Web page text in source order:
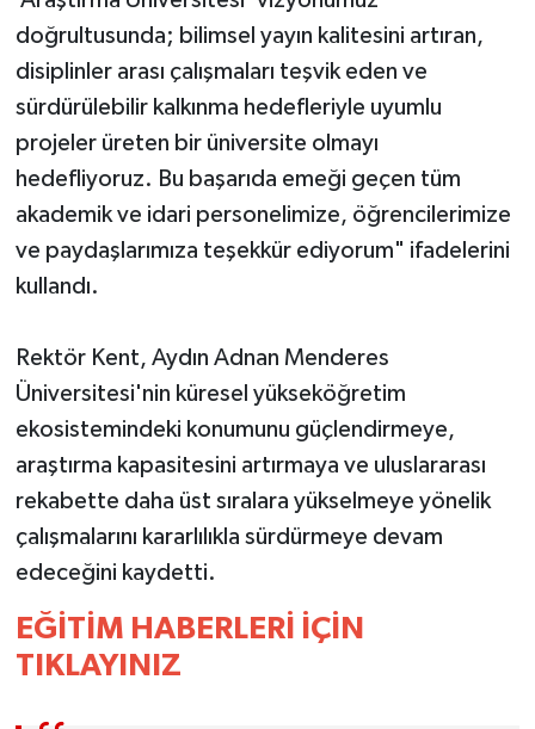
doğrultusunda; bilimsel yayın kalitesini artıran,
disiplinler arası çalışmaları teşvik eden ve
sürdürülebilir kalkınma hedefleriyle uyumlu
projeler üreten bir üniversite olmayı
hedefliyoruz. Bu başarıda emeği geçen tüm
akademik ve idari personelimize, öğrencilerimize
ve paydaşlarımıza teşekkür ediyorum" ifadelerini
kullandı.
Rektör Kent, Aydın Adnan Menderes
Üniversitesi'nin küresel yükseköğretim
ekosistemindeki konumunu güçlendirmeye,
araştırma kapasitesini artırmaya ve uluslararası
rekabette daha üst sıralara yükselmeye yönelik
çalışmalarını kararlılıkla sürdürmeye devam
edeceğini kaydetti.
EĞİTİM HABERLERİ İÇİN
TIKLAYINIZ